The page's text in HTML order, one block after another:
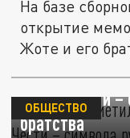
На базе
открытие
Жоте и его
В Гюмри
Холма Чести –
братства
ОБЩЕСТВО